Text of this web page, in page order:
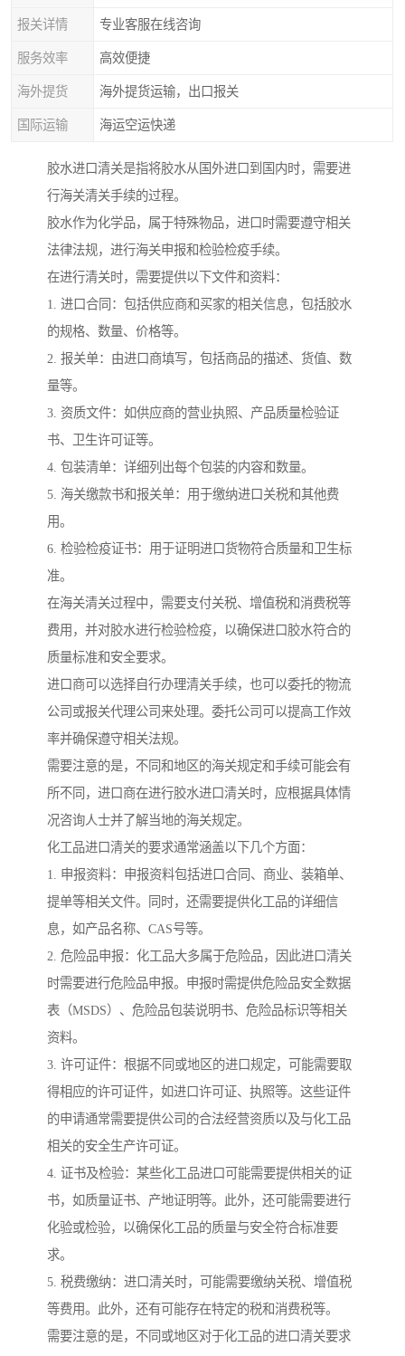
报关详情 专业客服在线咨询
服务效率 高效便捷
海外提货 海外提货运输，出口报关
国际运输 海运空运快递
胶水进口清关是指将胶水从国外进口到国内时，需要进
行海关清关手续的过程。
胶水作为化学品，属于特殊物品，进口时需要遵守相关
法律法规，进行海关申报和检验检疫手续。
在进行清关时，需要提供以下文件和资料：
1. 进口合同：包括供应商和买家的相关信息，包括胶水
的规格、数量、价格等。
2. 报关单：由进口商填写，包括商品的描述、货值、数
量等。
3. 资质文件：如供应商的营业执照、产品质量检验证
书、卫生许可证等。
4. 包装清单：详细列出每个包装的内容和数量。
5. 海关缴款书和报关单：用于缴纳进口关税和其他费
用。
6. 检验检疫证书：用于证明进口货物符合质量和卫生标
准。
在海关清关过程中，需要支付关税、增值税和消费税等
费用，并对胶水进行检验检疫，以确保进口胶水符合的
质量标准和安全要求。
进口商可以选择自行办理清关手续，也可以委托的物流
公司或报关代理公司来处理。委托公司可以提高工作效
率并确保遵守相关法规。
需要注意的是，不同和地区的海关规定和手续可能会有
所不同，进口商在进行胶水进口清关时，应根据具体情
况咨询人士并了解当地的海关规定。
化工品进口清关的要求通常涵盖以下几个方面：
1. 申报资料：申报资料包括进口合同、商业、装箱单、
提单等相关文件。同时，还需要提供化工品的详细信
息，如产品名称、CAS号等。
2. 危险品申报：化工品大多属于危险品，因此进口清关
时需要进行危险品申报。申报时需提供危险品安全数据
表（MSDS）、危险品包装说明书、危险品标识等相关
资料。
3. 许可证件：根据不同或地区的进口规定，可能需要取
得相应的许可证件，如进口许可证、执照等。这些证件
的申请通常需要提供公司的合法经营资质以及与化工品
相关的安全生产许可证。
4. 证书及检验：某些化工品进口可能需要提供相关的证
书，如质量证书、产地证明等。此外，还可能需要进行
化验或检验，以确保化工品的质量与安全符合标准要
求。
5. 税费缴纳：进口清关时，可能需要缴纳关税、增值税
等费用。此外，还有可能存在特定的税和消费税等。
需要注意的是，不同或地区对于化工品的进口清关要求